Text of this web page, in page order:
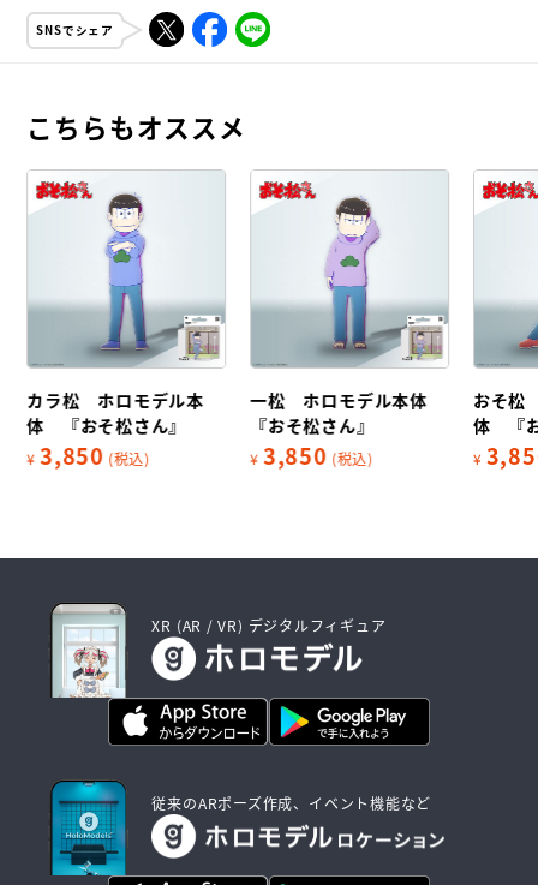
SNSでシェア
こちらもオススメ
カラ松 ホロモデル本
体 『おそ松さん』
¥ 3,850 (税込)
一松 ホロモデル本体
『おそ松さん』
¥ 3,850 (税込)
おそ松
体 『
¥
XR (AR / VR) デジタルフィギュア
従来のARポーズ作成、イベント機能など